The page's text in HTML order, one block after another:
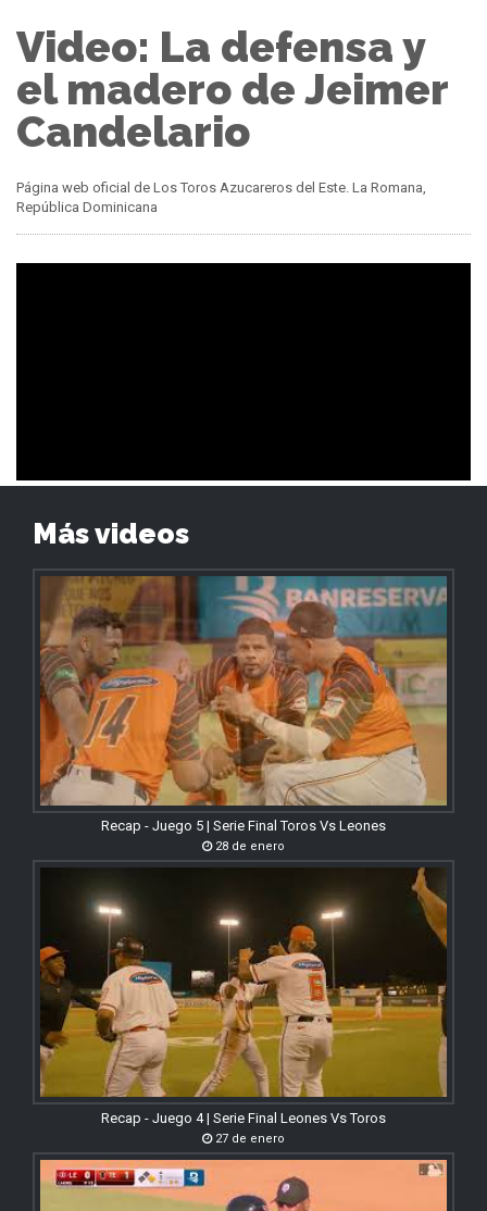
Video: La defensa y
el madero de Jeimer
Candelario
Página web oficial de Los Toros Azucareros del Este. La Romana,
República Dominicana
Más videos
Recap - Juego 5 | Serie Final Toros Vs Leones
28 de enero
Recap - Juego 4 | Serie Final Leones Vs Toros
27 de enero